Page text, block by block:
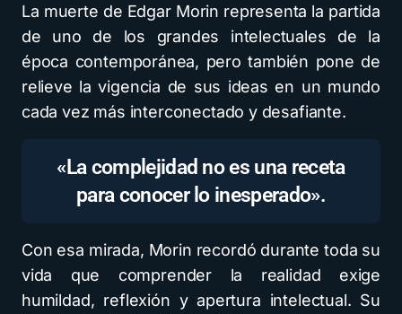
La muerte de Edgar Morin representa la partida
de uno de los grandes intelectuales de la
época contemporánea, pero también pone de
relieve la vigencia de sus ideas en un mundo
cada vez más interconectado y desafiante.
«La complejidad no es una receta
para conocer lo inesperado».
Con esa mirada, Morin recordó durante toda su
vida que comprender la realidad exige
humildad, reflexión y apertura intelectual. Su